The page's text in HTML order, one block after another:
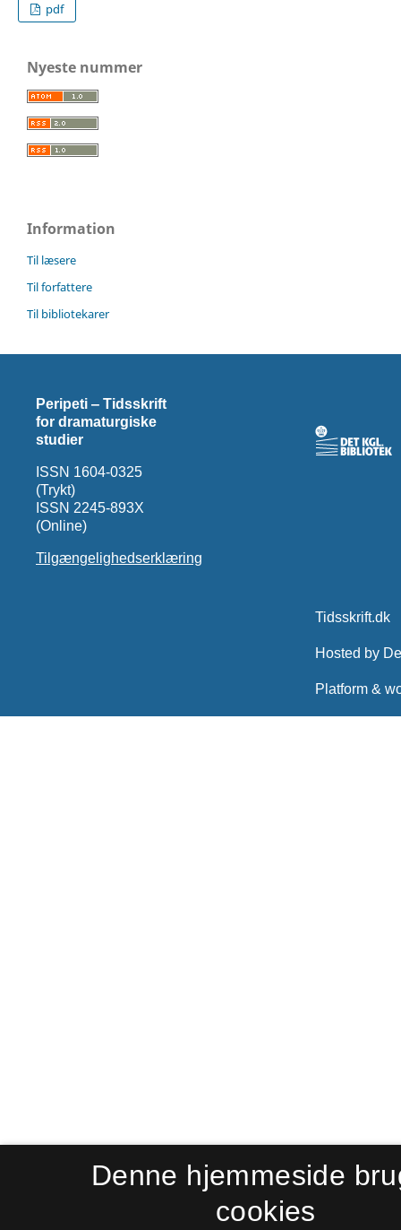
pdf
Nyeste nummer
Information
Til læsere
Til forfattere
Til bibliotekarer
Peripeti ‒ Tidsskrift
for dramaturgiske
studier
ISSN 1604-0325
(Trykt)
ISSN 2245-893X
(Online)
Tilgængelighedserklæring
Denne hjemmeside
cookies